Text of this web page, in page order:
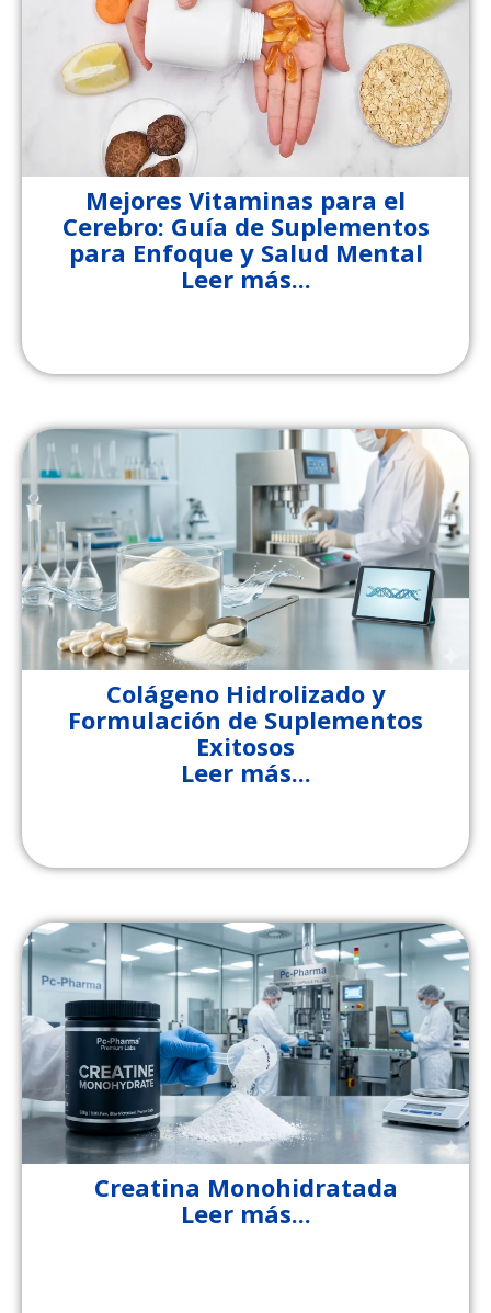
Mejores Vitaminas para el
Cerebro: Guía de Suplementos
para Enfoque y Salud Mental
Leer más...
Colágeno Hidrolizado y
Formulación de Suplementos
Exitosos
Leer más...
Creatina Monohidratada
Leer más...